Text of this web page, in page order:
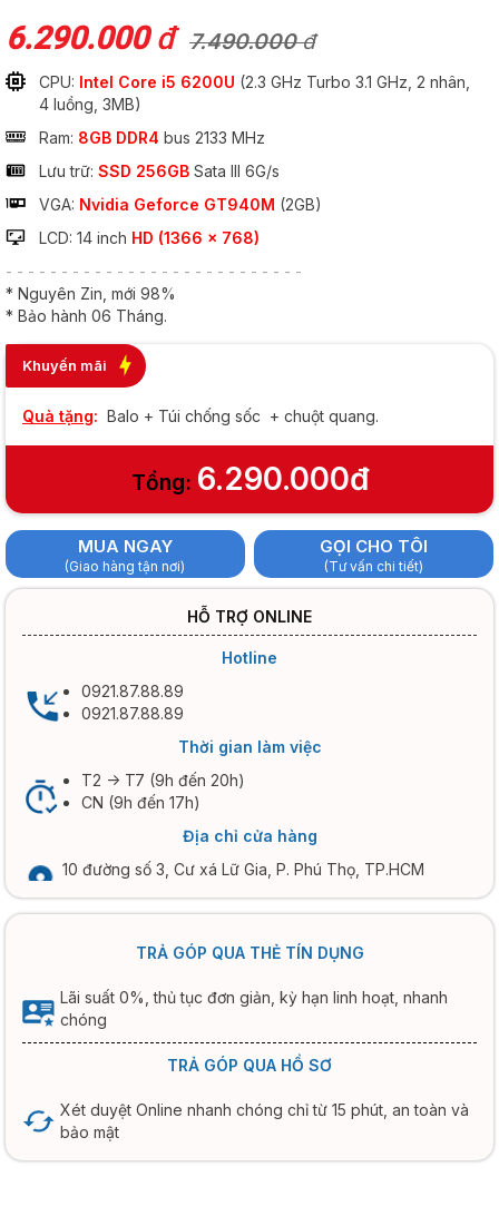
6.290.000đ 7.490.000đ
CPU: Intel Core i5 6200U (2.3 GHz Turbo 3.1 GHz, 2 nhân,
4 luồng, 3MB)
Ram: 8GB DDR4 bus 2133 MHz
Lưu trữ: SSD 256GB Sata III 6G/s
VGA: Nvidia Geforce GT940M (2GB)
LCD: 14 inch HD (1366 x 768)
- - - - - - - - - - - - - - - - - - - - - - - - - - -
* Nguyên Zin, mới 98%
* Bảo hành 06 Tháng.
Khuyến mãi
Quà tặng: Balo + Túi chống sốc + chuột quang.
Tổng: 6.290.000đ
MUA NGAY
(Giao hàng tận nơi)
GỌI CHO TÔI
(Tư vấn chi tiết)
HỖ TRỢ ONLINE
Hotline
0921.87.88.89
0921.87.88.89
Thời gian làm việc
T2 -> T7 (9h đến 20h)
CN (9h đến 17h)
Địa chỉ cửa hàng
10 đường số 3, Cư xá Lữ Gia, P. Phú Thọ, TP.HCM
TRẢ GÓP QUA THẺ TÍN DỤNG
Lãi suất 0%, thủ tục đơn giản, kỳ hạn linh hoạt, nhanh
chóng
TRẢ GÓP QUA HỒ SƠ
Xét duyệt Online nhanh chóng chỉ từ 15 phút, an toàn và
bảo mật